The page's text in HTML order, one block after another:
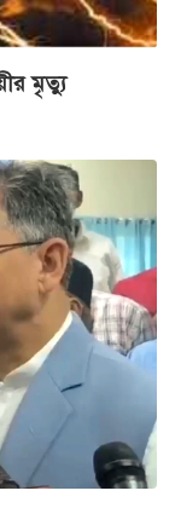
মৃত্যু